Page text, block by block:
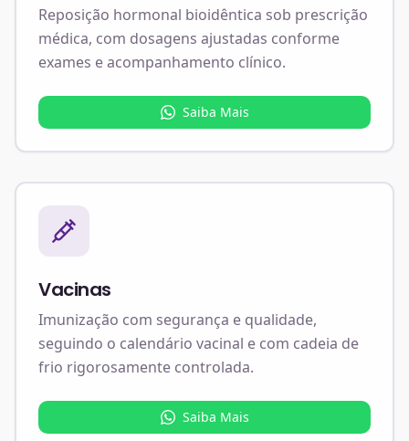
Reposição hormonal bioidêntica sob prescrição
médica, com dosagens ajustadas conforme
exames e acompanhamento clínico.
Saiba Mais
Vacinas
Imunização com segurança e qualidade,
seguindo o calendário vacinal e com cadeia de
frio rigorosamente controlada.
Saiba Mais